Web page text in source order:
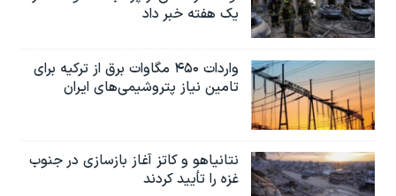
یک هفته خبر داد
واردات ۴۵۰ مگاوات برق از ترکیه برای
تامین نیاز پتروشیمی‌های ایران
نتانیاهو و کاتز آغاز بازسازی در جنوب
غزه را تأیید کردند